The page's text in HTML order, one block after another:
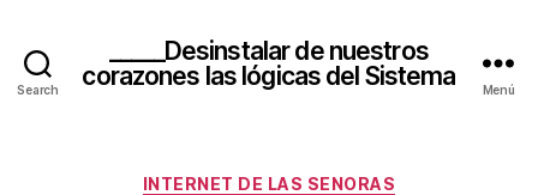
Search
_____Desinstalar de nuestros
corazones las lógicas del Sistema
Menú
Categorías
INTERNET DE LAS SENORAS